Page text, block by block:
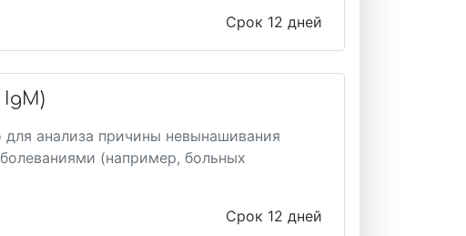
Срок 12 дней
анализа причины невынашивания
(например, больных
Срок 12 дней